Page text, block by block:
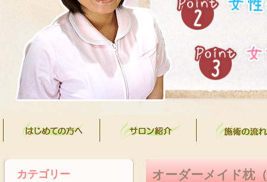
カテゴリー オーダーメイド枕